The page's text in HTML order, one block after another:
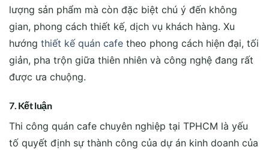
lượng sản phẩm mà còn đặc biệt chú ý đến không
gian, phong cách thiết kế, dịch vụ khách hàng. Xu
hướng thiết kế quán cafe theo phong cách hiện đại, tối
giản, pha trộn giữa thiên nhiên và công nghệ đang rất
được ưa chuộng.
7. Kết luận
Thi công quán cafe chuyên nghiệp tại TPHCM là yếu
tố quyết định sự thành công của dự án kinh doanh của